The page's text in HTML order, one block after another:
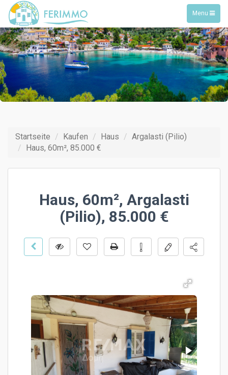
Toggle
navigation
Menu
Startseite Kaufen Haus
Argalasti (Pilio)
Haus, 60m², 85.000 €
Haus, 60m², Argalasti
(Pilio), 85.000 €